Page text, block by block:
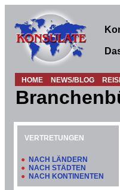
HOME NEWS/BLOG
VERTRETUNGEN
● NACH LÄNDERN
● NACH STÄDTEN
● NACH KONTINENTEN